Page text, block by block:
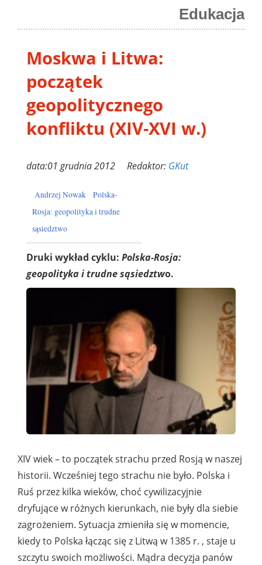
Edukacja
Moskwa i Litwa:
początek
geopolitycznego
konfliktu (XIV-XVI w.)
data:01 grudnia 2012 Redaktor: GKut
Andrzej Nowak
Polska-
Rosja: geopolityka i trudne
sąsiedztwo
Druki wykład cyklu: Polska-Rosja:
geopolityka i trudne sąsiedztwo.
XIV wiek – to początek strachu przed Rosją w naszej
historii. Wcześniej tego strachu nie było. Polska i
Ruś przez kilka wieków, choć cywilizacyjnie
dryfujące w różnych kierunkach, nie były dla siebie
zagrożeniem. Sytuacja zmieniła się w momencie,
kiedy to Polska łącząc się z Litwą w 1385 r. , staje u
szczytu swoich możliwości. Mądra decyzja panów